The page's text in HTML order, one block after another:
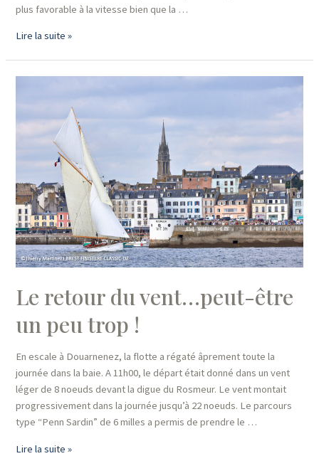
plus favorable à la vitesse bien que la …
Le
journée
navigation
:
du
vent,
du
soleil
et..
grains
mer
!
Lire la suite »
Le retour du vent…peut-être
un peu trop !
En escale à Douarnenez, la flotte a régaté âprement toute la
journée dans la baie. A 11h00, le départ était donné dans un vent
léger de 8 noeuds devant la digue du Rosmeur. Le vent montait
progressivement dans la journée jusqu’à 22 noeuds. Le parcours
type “Penn Sardin” de 6 milles a permis de prendre le …
Le
Lire la suite »